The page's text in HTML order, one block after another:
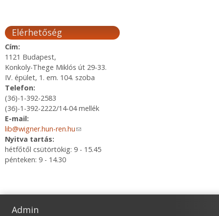
Elérhetőség
Cím:
1121 Budapest,
Konkoly-Thege Miklós út 29-33.
IV. épület, 1. em. 104. szoba
Telefon:
(36)-1-392-2583
(36)-1-392-2222/14-04 mellék
E-mail:
lib@wigner.hun-ren.hu(link sends e-mail)
Nyitva tartás:
hétfőtől csütörtökig: 9 - 15.45
pénteken: 9 - 14.30
Admin